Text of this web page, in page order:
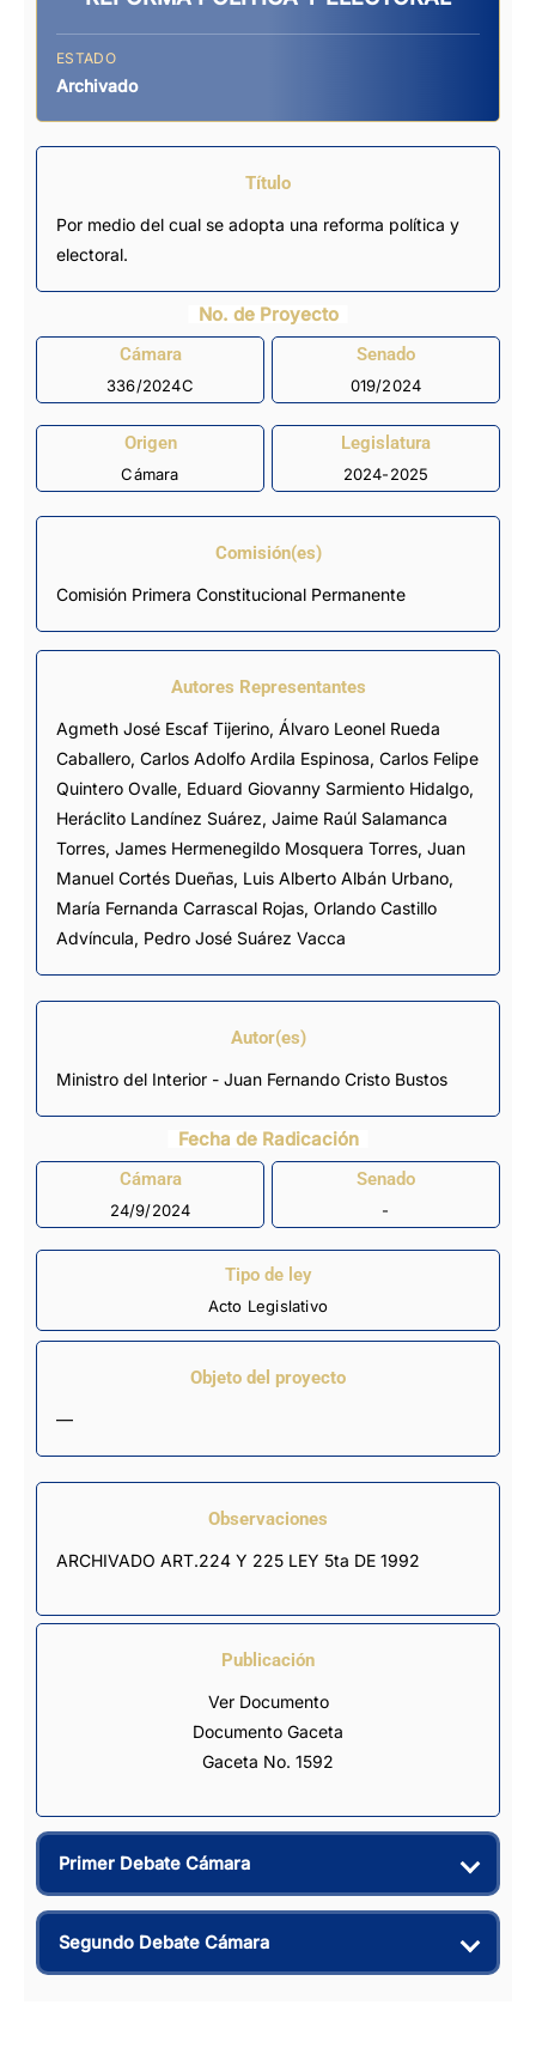
ESTADO
Archivado
Título
Por medio del cual se adopta una reforma política y
electoral.
No. de Proyecto
Cámara
336/2024C
Senado
019/2024
Origen
Cámara
Legislatura
2024-2025
Comisión(es)
Comisión Primera Constitucional Permanente
Autores Representantes
Agmeth José Escaf Tijerino, Álvaro Leonel Rueda
Caballero, Carlos Adolfo Ardila Espinosa, Carlos Felipe
Quintero Ovalle, Eduard Giovanny Sarmiento Hidalgo,
Heráclito Landínez Suárez, Jaime Raúl Salamanca
Torres, James Hermenegildo Mosquera Torres, Juan
Manuel Cortés Dueñas, Luis Alberto Albán Urbano,
María Fernanda Carrascal Rojas, Orlando Castillo
Advíncula, Pedro José Suárez Vacca
Autor(es)
Ministro del Interior - Juan Fernando Cristo Bustos
Fecha de Radicación
Cámara
24/9/2024
Senado
-
Tipo de ley
Acto Legislativo
Objeto del proyecto
—
Observaciones
ARCHIVADO ART.224 Y 225 LEY 5ta DE 1992
Publicación
Ver Documento
Documento Gaceta
Gaceta No. 1592
Primer Debate Cámara
Segundo Debate Cámara